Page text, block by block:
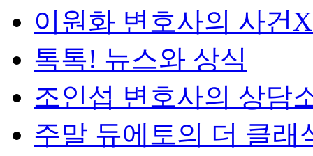
이원화 변호사의 사건
톡톡! 뉴스와 상식
조인섭 변호사의 상담
주말 듀에토의 더 클래